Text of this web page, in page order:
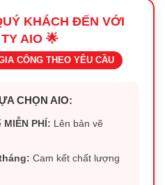
KHÁCH ĐẾN VỚI
AIO 🌟
CÔNG THEO YÊU CẦU
CHỌN AIO:
PHÍ: Lên bản vẽ
Cam kết chất lượng